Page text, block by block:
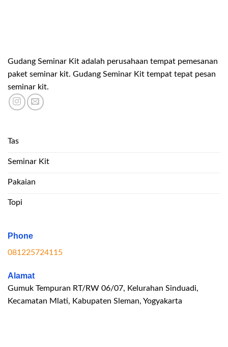
Gudang Seminar Kit adalah perusahaan tempat pemesanan
paket seminar kit. Gudang Seminar Kit tempat tepat pesan
seminar kit.
Tas
Seminar Kit
Pakaian
Topi
Phone
081225724115
Alamat
Gumuk Tempuran RT/RW 06/07, Kelurahan Sinduadi,
Kecamatan Mlati, Kabupaten Sleman, Yogyakarta